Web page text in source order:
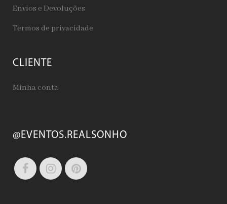
Envios e Devoluções
Termos de privacidade
CLIENTE
Minha conta
@EVENTOS.REALSONHO